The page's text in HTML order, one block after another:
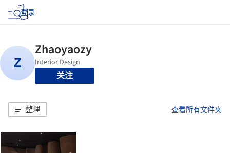
登录
关注
整理 查看所有文件夹